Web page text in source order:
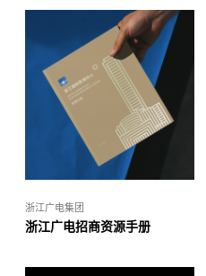
浙江广电集团
浙江广电招商资源手册